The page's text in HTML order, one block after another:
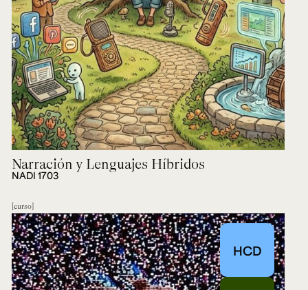
Narración y Lenguajes Híbridos
NADI 1703
curso
HCD